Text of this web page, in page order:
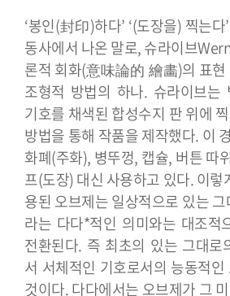
‘봉인(封印)하다’ ‘(도장을) 찍는다
동사에서 나온 말로, 슈라이브
론적 회화(意味論的 繪畵)의 표현
조형적 방법의 하나. 슈라이브는
기호를 채색된 합성수지 판 위에
방법을 통해 작품을 제작했다. 이
화폐(주화), 병뚜껑, 캡슐, 버튼 따
프(도장) 대신 사용하고 있다. 이렇
용된 오브제는 일상적으로 있는
라는 다다*적인 의미와는 대조적
전환된다. 즉 최초의 있는 그대로
서 서체적인 기호로서의 능동적
것이다. 다다에서는 오브제가 그